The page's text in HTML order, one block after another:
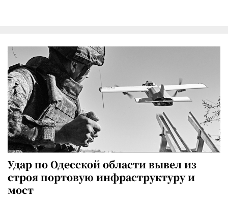
Удар по Одесской области вывел из
строя портовую инфраструктуру и
мост